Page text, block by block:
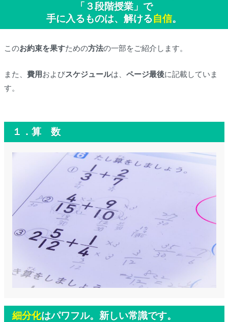
「３段階授業」で
手に入るものは、解ける自信。
このお約束を果すための方法の一部をご紹介します。
また、 費用およびスケジュールは、 ページ最後に記載していま
す。
１．算 数
細分化はパワフル。新しい常識です。